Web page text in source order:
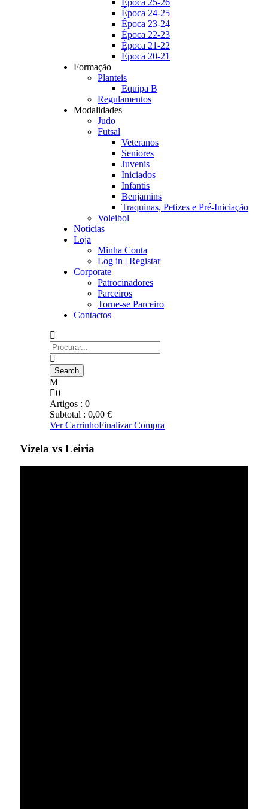
Época 25-26
Época 24-25
Época 23-24
Época 22-23
Época 21-22
Época 20-21
Formação
Planteis
Equipa B
Regulamentos
Modalidades
Judo
Futsal
Veteranos
Seniores
Juvenis
Iniciados
Infantis
Benjamins
Traquinas, Petizes e Pré-Iniciação
Voleibol
Notícias
Loja
Minha Conta
Log in | Registar
Corporate
Patrocinadores
Parceiros
Torne-se Parceiro
Contactos
0
Artigos : 0
Subtotal : 0,00 €
Ver CarrinhoFinalizar Compra
Vizela vs Leiria